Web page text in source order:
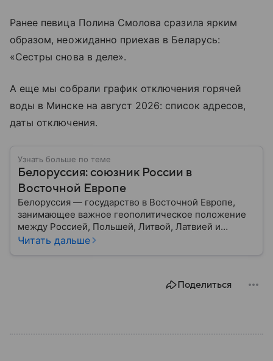
Ранее певица Полина Смолова сразила ярким
образом, неожиданно приехав в Беларусь:
«Сестры снова в деле».
А еще мы собрали график отключения горячей
воды в Минске на август 2026: список адресов,
даты отключения.
Узнать больше по теме
Белоруссия: союзник России в
Восточной Европе
Белоруссия — государство в Восточной Европе,
занимающее важное геополитическое положение
между Россией, Польшей, Литвой, Латвией и
Украиной. Несмотря на свою небольшую
Читать дальше
Поделиться